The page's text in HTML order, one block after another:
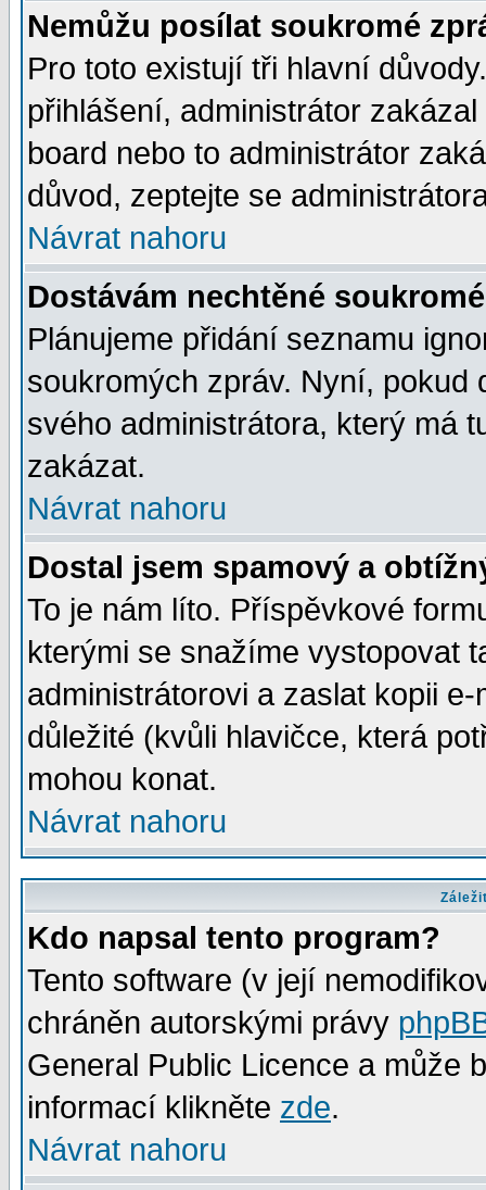
Nemůžu posílat soukromé
Pro toto existují tři hlavní
přihlášení, administrátor
board nebo to administrátor
důvod, zeptejte se
Návrat nahoru
Dostávám nechtěné
Plánujeme přidání seznamu
soukromých zpráv. Nyní, pokud
svého administrátora, který má
zakázat.
Návrat nahoru
Dostal jsem spamový a
To je nám líto. Příspěvkové
kterými se snažíme vystopovat
administrátorovi a zaslat kopii
důležité (kvůli hlavičce, která
mohou konat.
Návrat nahoru
Kdo napsal tento program?
Tento software (v její
chráněn autorskými právy
General Public Licence a může
informací klikněte zde.
Návrat nahoru